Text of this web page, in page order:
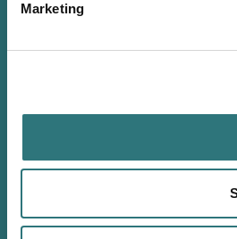
Marketing